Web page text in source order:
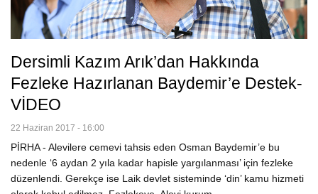
Dersimli Kazım Arık’dan Hakkında
Fezleke Hazırlanan Baydemir’e Destek-
VİDEO
22 Haziran 2017 - 16:00
PİRHA - Alevilere cemevi tahsis eden Osman Baydemir’e bu
nedenle ‘6 aydan 2 yıla kadar hapisle yargılanması’ için fezleke
düzenlendi. Gerekçe ise Laik devlet sisteminde ‘din’ kamu hizmeti